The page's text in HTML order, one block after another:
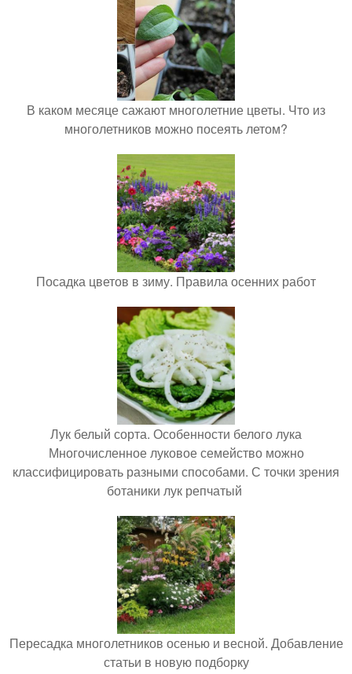
В каком месяце сажают многолетние цветы. Что из
многолетников можно посеять летом?
Посадка цветов в зиму. Правила осенних работ
Лук белый сорта. Особенности белого лука
Многочисленное луковое семейство можно
классифицировать разными способами. С точки зрения
ботаники лук репчатый
Пересадка многолетников осенью и весной. Добавление
статьи в новую подборку